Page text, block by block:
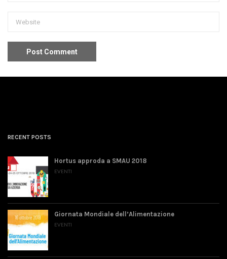
RECENT POSTS
Hortus approda a SMAU 2018
EVENTI
Giornata Mondiale dell’Alimentazione
EVENTI